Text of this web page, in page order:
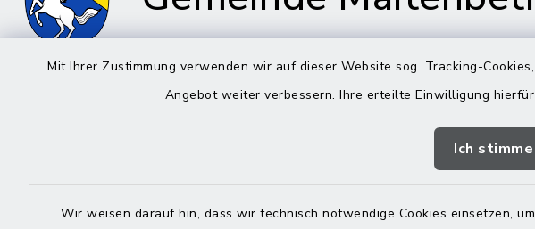
Mit Ihrer Zustimmung verwenden wir auf dieser Website sog. Tracking-
Angebot weiter verbessern. Ihre erteilte Einwilligung
Ich stimme
Wir weisen darauf hin, dass wir technisch notwendige Cookies einsetzen,
08076 9166-0